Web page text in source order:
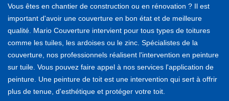
Vous êtes en chantier de construction ou en rénovation ? Il est
important d'avoir une couverture en bon état et de meilleure
qualité. Mario Couverture intervient pour tous types de toitures
comme les tuiles, les ardoises ou le zinc. Spécialistes de la
couverture, nos professionnels réalisent l'intervention en peinture
sur tuile. Vous pouvez faire appel à nos services l'application de
peinture. Une peinture de toit est une intervention qui sert à offrir
plus de tenue, d'esthétique et protéger votre toit.